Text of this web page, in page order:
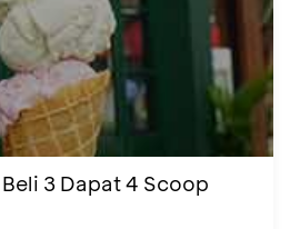
3 Dapat 4 Scoop